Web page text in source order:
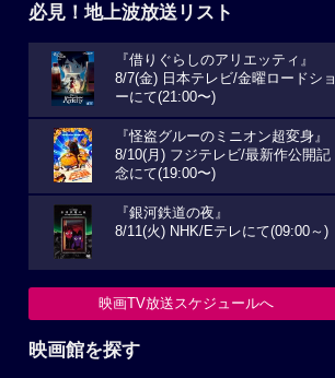
必見！地上波放送リスト
『借りぐらしのアリエッティ』
8/7(金) 日本テレビ/金曜ロードショ
ーにて(21:00〜)
『怪盗グルーのミニオン超変身』
8/10(月) フジテレビ/最新作公開記
念にて(19:00〜)
『銀河鉄道の夜』
8/11(火) NHK/Eテレにて(09:00～)
映画TV放送スケジュールへ
映画館を探す